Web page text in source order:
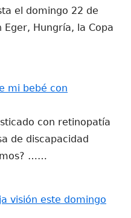
el domingo 22 de
Hungría, la Copa
mi bebé con
con retinopatía
de discapacidad
……
visión este domingo